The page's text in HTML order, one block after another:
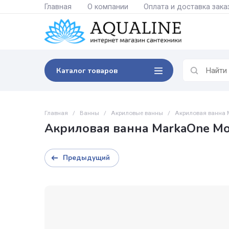
Главная О компании Оплата и
Каталог товаров
Главная / Ванны / Акриловые ванны /